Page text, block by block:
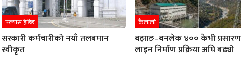
फ्ल्यास हेडिङ
सरकारी कर्मचारीको नयाँ तलबमान
स्वीकृत
कैलाली
बझाङ–बनलेक ४०० केभी प्रसारण
लाइन निर्माण प्रक्रिया अघि बढ्यो